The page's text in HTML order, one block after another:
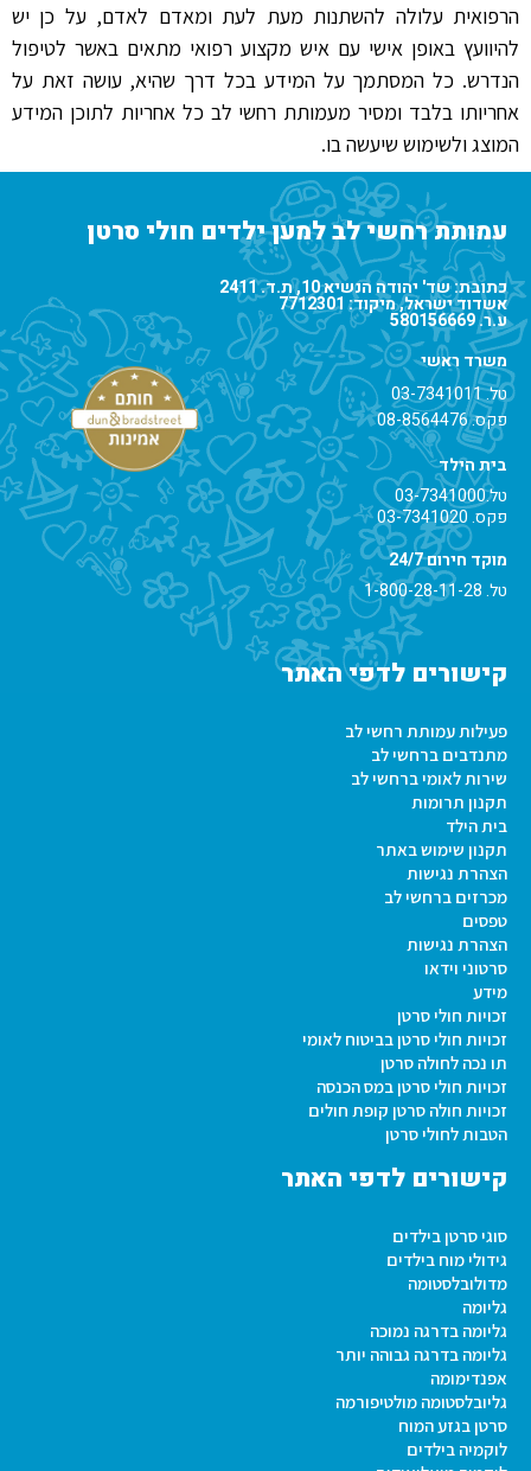
הרפואית עלולה להשתנות מעת לעת ומאדם לאדם, על כן יש
להיוועץ באופן אישי עם איש מקצוע רפואי מתאים באשר לטיפול
הנדרש. כל המסתמך על המידע בכל דרך שהיא, עושה זאת על
אחריותו בלבד ומסיר מעמותת רחשי לב כל אחריות לתוכן המידע
המוצג ולשימוש שיעשה בו.
עמותת רחשי לב למען ילדים חולי סרטן
כתובת: שד' יהודה הנשיא 10, ת.ד. 2411
אשדוד ישראל, מיקוד: 7712301
ע.ר. 580156669
משרד ראשי
טל.03-7341011
פקס. 08-8564476
בית הילד
טל.03-7341000
פקס. 03-7341020
מוקד חירום 24/7
טל.1-800-28-11-28
קישורים לדפי האתר
פעילות עמותת רחשי לב
מתנדבים ברחשי לב
שירות לאומי ברחשי לב
תקנון תרומות
בית הילד
תקנון שימוש באתר
הצהרת נגישות
מכרזים ברחשי לב
טפסים
הצהרת נגישות
סרטוני וידאו
מידע
זכויות חולי סרטן
זכויות חולי סרטן בביטוח לאומי
תו נכה לחולה סרטן
זכויות חולי סרטן במס הכנסה
זכויות חולה סרטן קופת חולים
הטבות לחולי סרטן
קישורים לדפי האתר
סוגי סרטן בילדים
גידולי מוח בילדים
מדולובלסטומה
גליומה
גליומה בדרגה נמוכה
גליומה בדרגה גבוהה יותר
אפנדימומה
גליובלסטומה מולטיפורמה
סרטן בגזע המוח
לוקמיה בילדים